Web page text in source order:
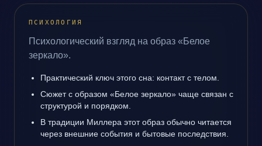
ПСИХОЛОГИЯ
Психологический взгляд на образ «Белое
зеркало».
Практический ключ этого сна: контакт с телом.
Сюжет с образом «Белое зеркало» чаще связан с
структурой и порядком.
В традиции Миллера этот образ обычно читается
через внешние события и бытовые последствия.